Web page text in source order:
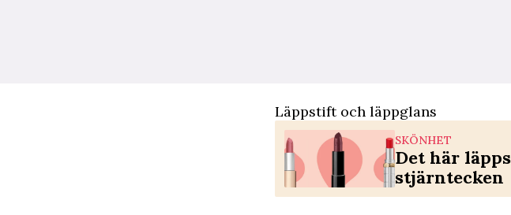
Läppstift och läppglans
SKÖNHET
Det här
stjärntecken